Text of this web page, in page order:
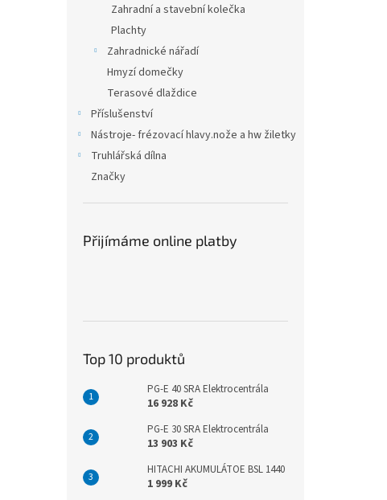
Zahradní a stavební kolečka
Plachty
Zahradnické nářadí
Hmyzí domečky
Terasové dlaždice
Příslušenství
Nástroje- frézovací hlavy.nože a hw žiletky
Truhlářská dílna
Značky
Přijímáme online platby
Top 10 produktů
PG-E 40 SRA Elektrocentrála
16 928 Kč
PG-E 30 SRA Elektrocentrála
13 903 Kč
HITACHI AKUMULÁTOE BSL 1440
1 999 Kč